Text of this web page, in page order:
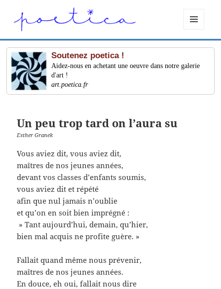
ET
WIDGETS
Soutenez poetica !
Aidez-nous en achetant une oeuvre dans notre galerie
d'art !
art.poetica.fr
Un peu trop tard on l’aura su
Esther Granek
Vous aviez dit, vous aviez dit,
maîtres de nos jeunes années,
devant vos classes d’enfants soumis,
vous aviez dit et répété
afin que nul jamais n’oublie
et qu’on en soit bien imprégné :
» Tant aujourd’hui, demain, qu’hier,
bien mal acquis ne profite guère. »
Fallait quand même nous prévenir,
maîtres de nos jeunes années.
En douce, eh oui, fallait nous dire